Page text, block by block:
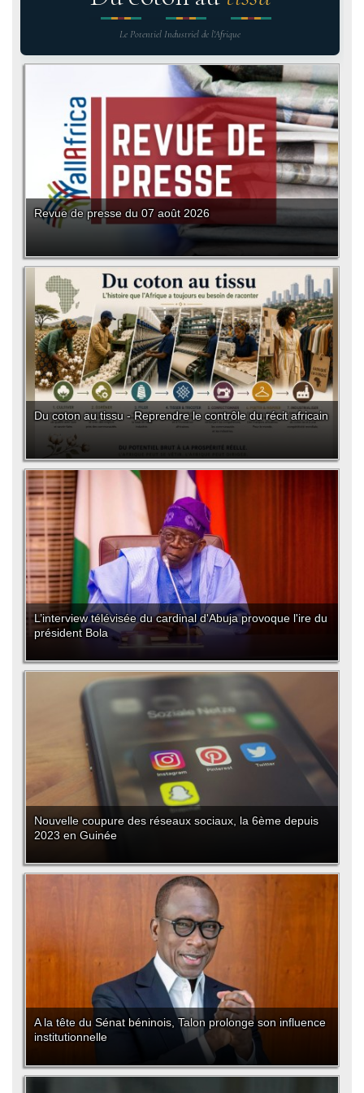
Le Potentiel Industriel de l'Afrique
Revue de presse du 07 août 2026
Du coton au tissu - Reprendre le contrôle du récit africain
L’interview télévisée du cardinal d'Abuja provoque l'ire du
président Bola
Nouvelle coupure des réseaux sociaux, la 6ème depuis
2023 en Guinée
A la tête du Sénat béninois, Talon prolonge son influence
institutionnelle